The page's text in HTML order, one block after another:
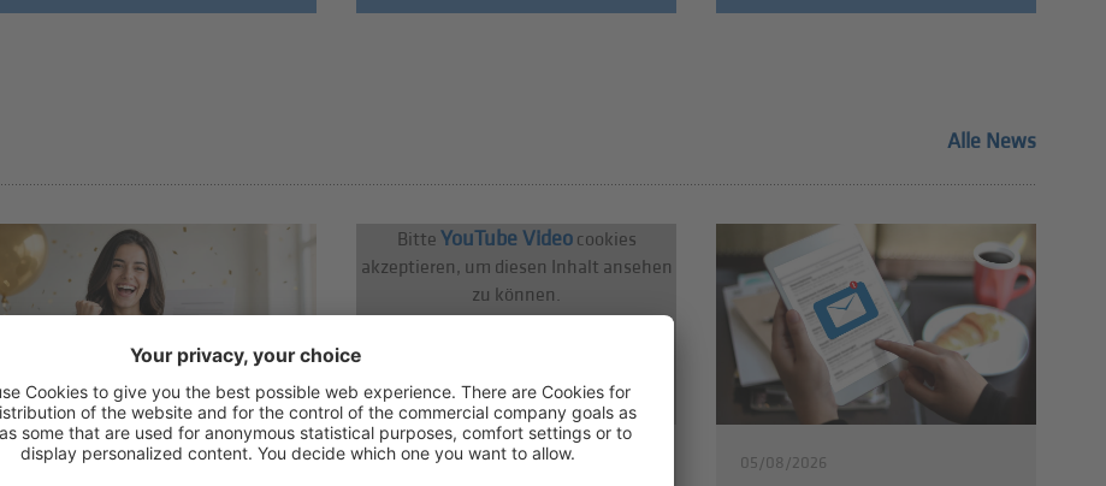
Alle News
06/08/2026
Bitte YouTube Videocookies
akzeptieren, um diesen Inhalt ansehen
zu können.
06/08/2026 05/08/2026